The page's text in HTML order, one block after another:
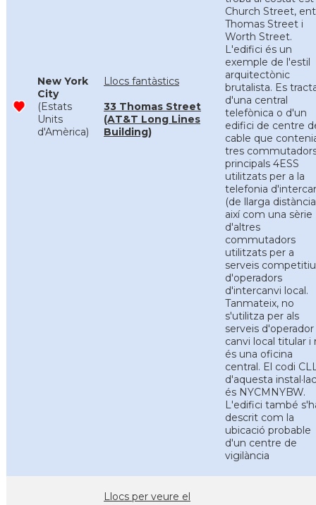
New York
City
(Estats
Units
d'Amèrica)
Llocs fantàstics
33 Thomas Street
(AT&T Long Lines
Building)
Church Street,
Thomas Street i
Worth Street.
L'edifici és un
exemple de l'estil
arquitectònic
brutalista. Es
d'una central
telefònica o d'un
edifici de centre
cable que
tres
principals 4ESS
utilitzats per a la
telefonia
(de llarga
així com una sèrie
d'altres
commutadors
utilitzats per a
serveis
d'operadors
d'intercanvi local.
Tanmateix, no
s'utilitza per als
serveis
canvi local titular i
és una oficina
central. El codi
d'aquesta
és NYCMNYBW.
L'edifici també
descrit com la
ubicació probable
d'un centre de
vigilància
Llocs per veure el